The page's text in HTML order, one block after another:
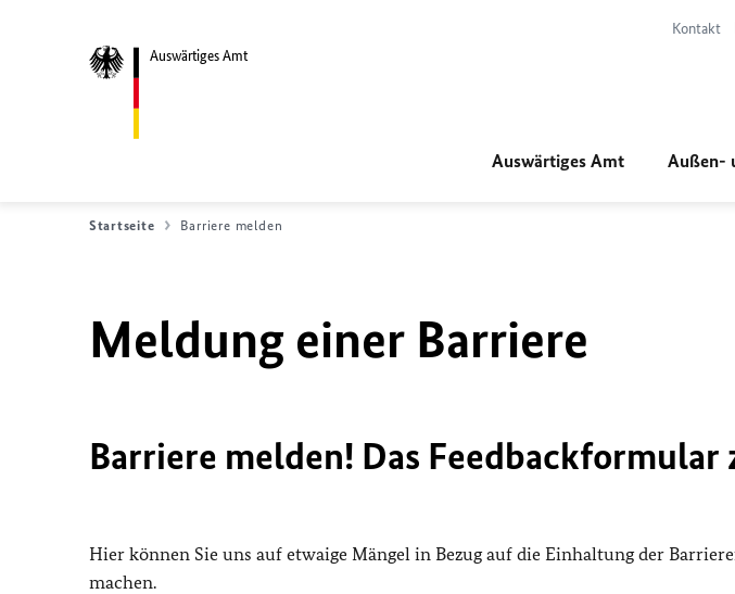
Auswärtiges Amt
Kontakt
Auswärtiges Amt Außen-
Startseite Barriere melden
Meldung einer Barriere
Barriere melden! Das
Hier können Sie uns auf etwaige Mängel in Bezug auf die Einhaltung der
machen.